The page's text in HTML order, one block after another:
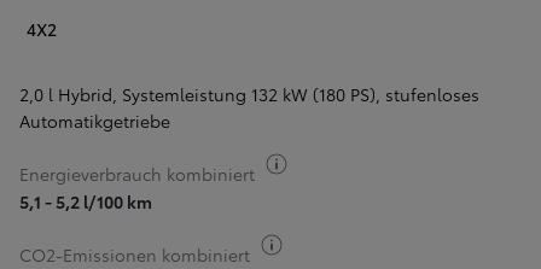
4X2
2,0 l Hybrid, Systemleistung 132 kW (180 PS), stufenloses
Automatikgetriebe
Energieverbrauch kombiniert
5,1 - 5,2 l/100 km
CO2-Emissionen kombiniert